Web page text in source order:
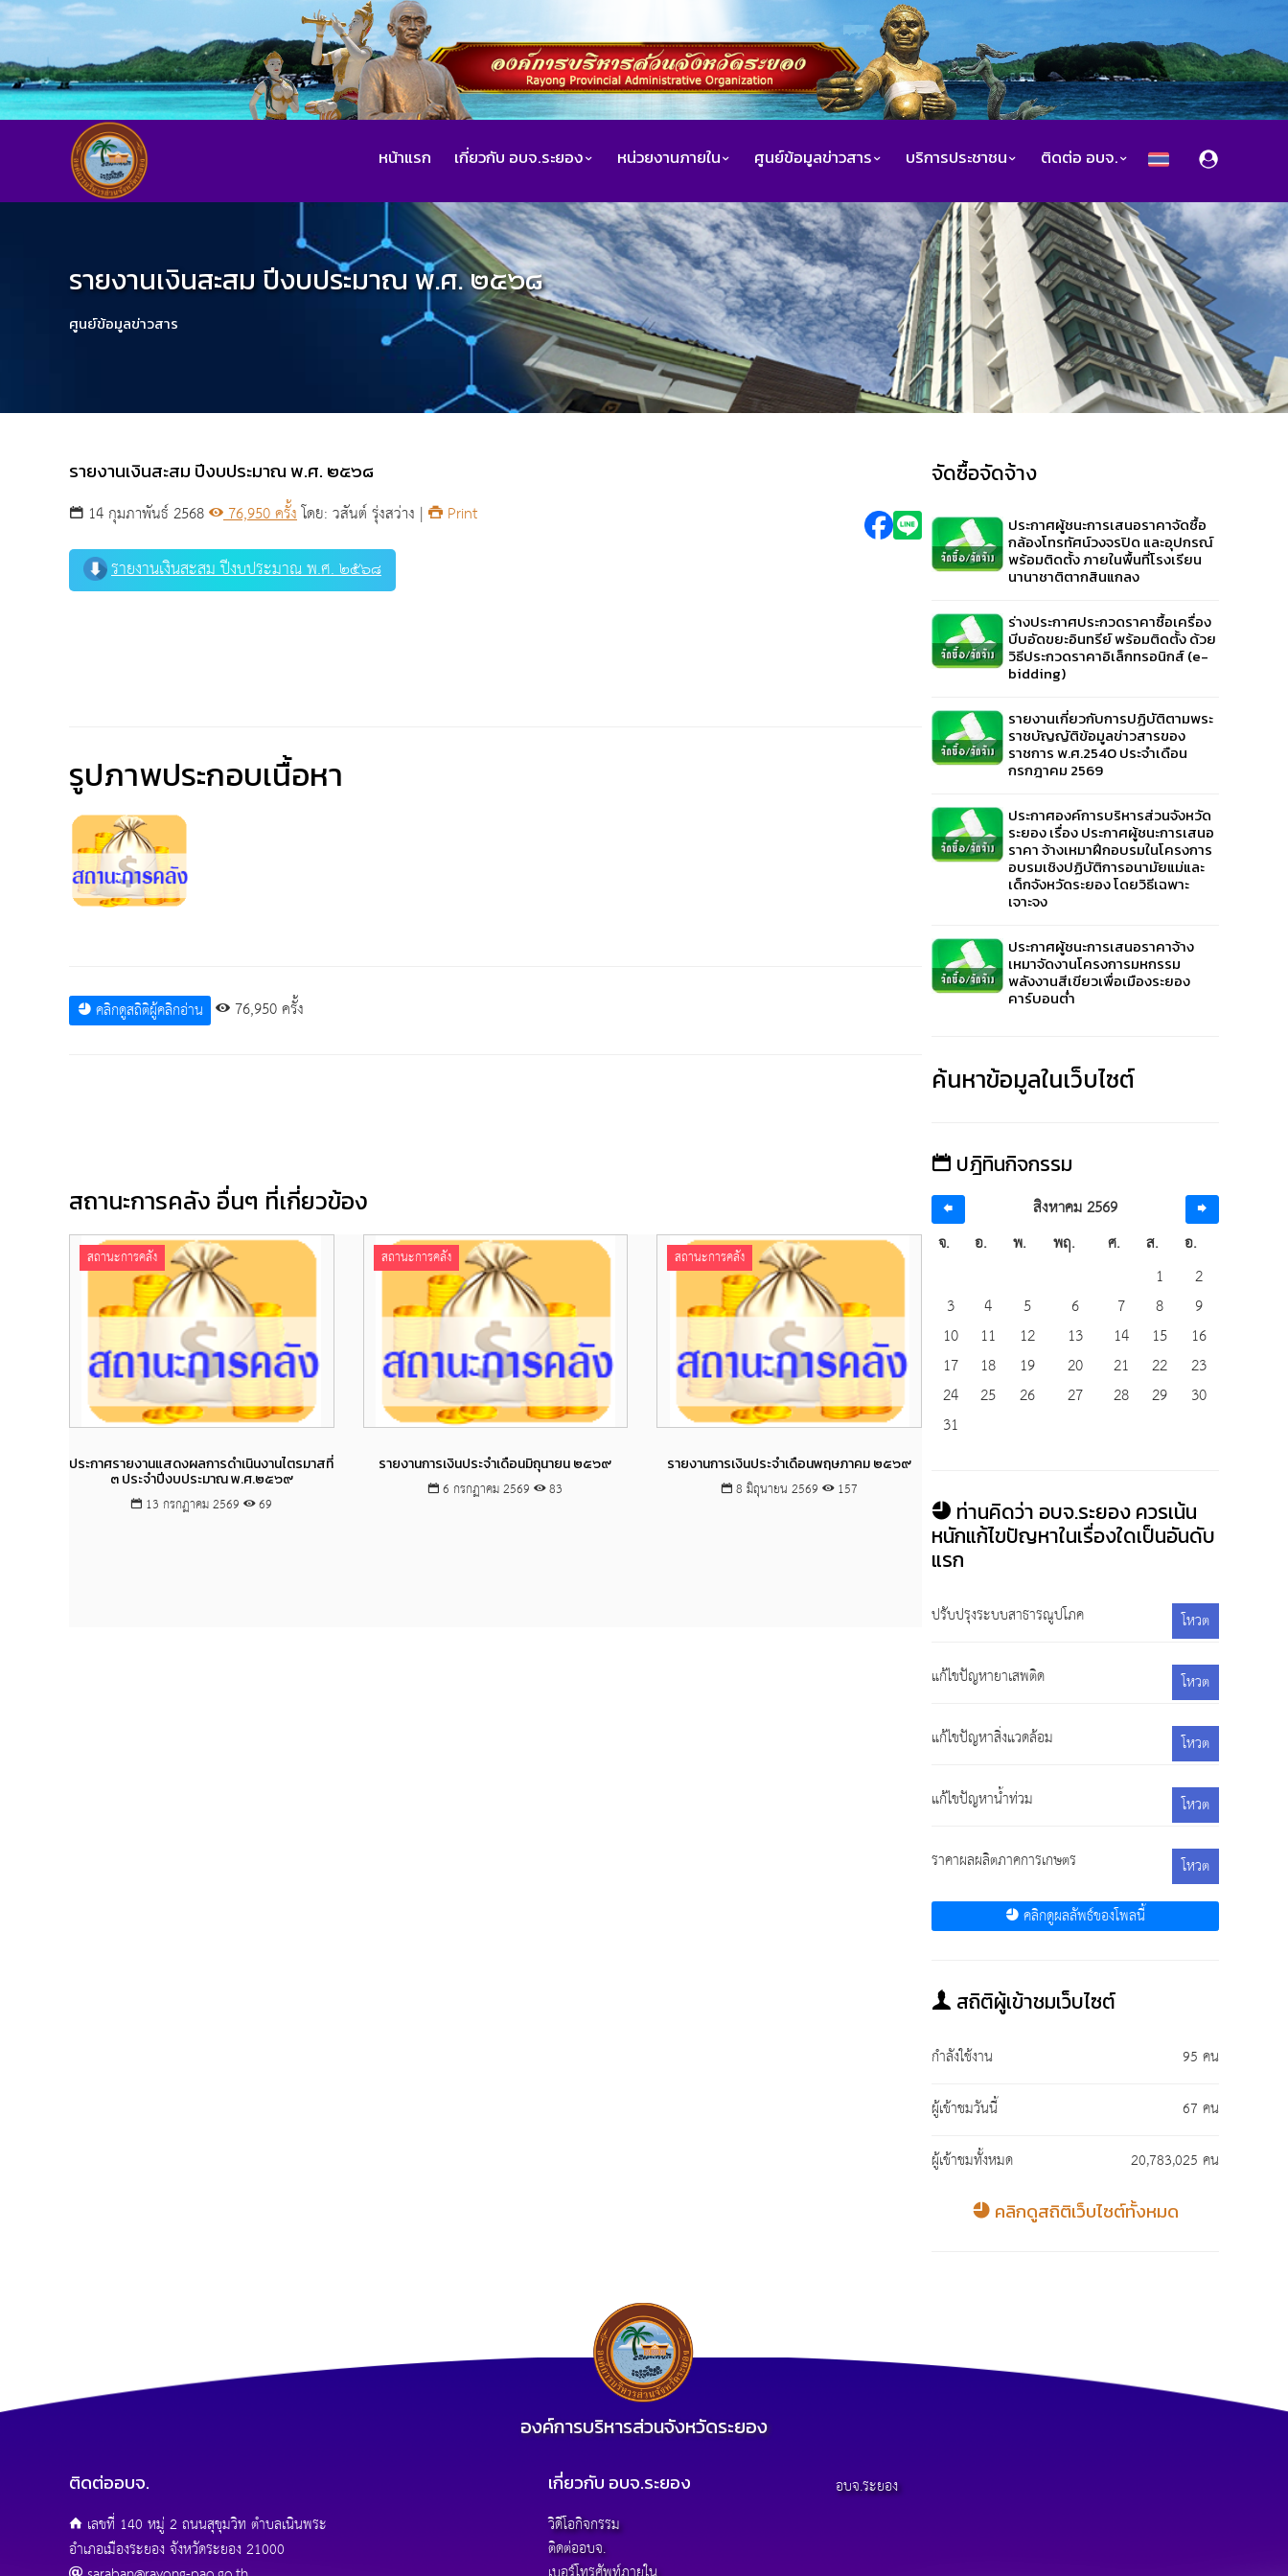
หน้าแรก เกี่ยวกับ อบจ.ระยอง หน่วยงานภายใน ศูนย์ข้อมูลข่าวสาร บริการประชาชน ติดต่อ อบจ.
รายงานเงินสะสม ปีงบประมาณ พ.ศ. ๒๕๖๘
ศูนย์ข้อมูลข่าวสาร
รายงานเงินสะสม ปีงบประมาณ พ.ศ. ๒๕๖๘
14 กุมภาพันธ์ 2568 76,950 ครั้งโดย: วสันต์ รุ่งสว่าง | Print
รายงานเงินสะสม ปีงบประมาณ พ.ศ. ๒๕๖๘
รูปภาพประกอบเนื้อหา
คลิกดูสถิติผู้คลิกอ่าน 76,950 ครั้ง
สถานะการคลัง อื่นๆ ที่เกี่ยวข้อง
สถานะการคลัง
ประกาศรายงานแสดงผลการดำเนินงานไตรมาสที่
๓ ประจำปีงบประมาณ พ.ศ.๒๕๖๙
13 กรกฏาคม 2569 69
สถานะการคลัง
รายงานการเงินประจำเดือนมิถุนายน ๒๕๖๙
6 กรกฏาคม 2569 83
สถานะการคลัง
รายงานการเงินประจำเดือนพฤษภาคม ๒๕๖๙
8 มิถุนายน 2569 157
จัดซื้อจัดจ้าง
ประกาศผู้ชนะการเสนอราคาจัดซื้อ
กล้องโทรทัศน์วงจรปิด และอุปกรณ์
พร้อมติดตั้ง ภายในพื้นที่โรงเรียน
นานาชาติตากสินแกลง
ร่างประกาศประกวดราคาซื้อเครื่อง
บีบอัดขยะอินทรีย์ พร้อมติดตั้ง ด้วย
วิธีประกวดราคาอิเล็กทรอนิกส์ (e-
bidding)
รายงานเกี่ยวกับการปฏิบัติตามพระ
ราชบัญญัติข้อมูลข่าวสารของ
ราชการ พ.ศ.2540 ประจำเดือน
กรกฎาคม 2569
ประกาศองค์การบริหารส่วนจังหวัด
ระยอง เรื่อง ประกาศผู้ชนะการเสนอ
ราคา จ้างเหมาฝึกอบรมในโครงการ
อบรมเชิงปฏิบัติการอนามัยแม่และ
เด็กจังหวัดระยอง โดยวิธีเฉพาะ
เจาะจง
ประกาศผู้ชนะการเสนอราคาจ้าง
เหมาจัดงานโครงการมหกรรม
พลังงานสีเขียวเพื่อเมืองระยอง
คาร์บอนต่ำ
ค้นหาข้อมูลในเว็บไซต์
ปฎิทินกิจกรรม
สิงหาคม 2569
จ.
อ. พ. พฤ. ศ. ส.
อ.
1
2
3
4 5 6 7 8
9
10
11 12 13 14 15
16
17
18 19 20 21 22
23
24
25 26 27 28 29
30
31
ท่านคิดว่า อบจ.ระยอง ควรเน้น
หนักแก้ไขปัญหาในเรื่องใดเป็นอันดับ
แรก
ปรับปรุงระบบสาธารณูปโภค โหวต
แก้ไขปัญหายาเสพติด โหวต
แก้ไขปัญหาสิ่งแวดล้อม โหวต
แก้ไขปัญหาน้ำท่วม โหวต
ราคาผลผลิตภาคการเกษตร
โหวต
คลิกดูผลลัพธ์ของโพลนี้
สถิติผู้เข้าชมเว็บไซต์
กำลังใช้งาน
95 คน
ผู้เข้าชมวันนี้
67 คน
ผู้เข้าชมทั้งหมด
20,783,025 คน
คลิกดูสถิติเว็บไซต์ทั้งหมด
องค์การบริหารส่วนจังหวัดระยอง
ติดต่ออบจ.
เลขที่ 140 หมู่ 2 ถนนสุขุมวิท ตำบลเนินพระ
อำเภอเมืองระยอง จังหวัดระยอง 21000
เกี่ยวกับ อบจ.ระยอง
วิดีโอกิจกรรม
ติดต่ออบจ.
อบจ.ระยอง